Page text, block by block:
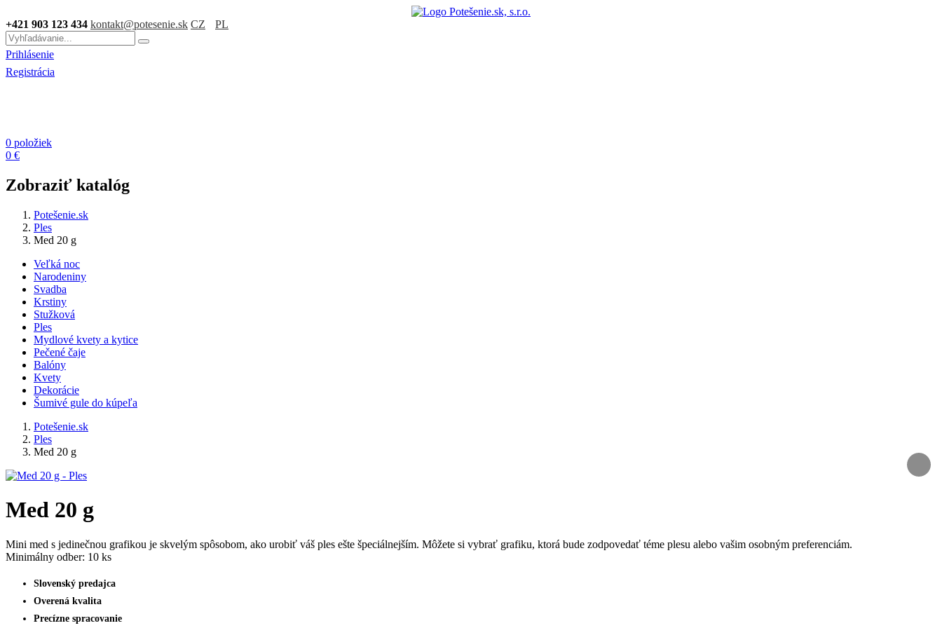
+421 903 123 434 kontakt@potesenie.sk CZ PL
Prihlásenie
Registrácia
0 položiek
0 €
Zobraziť katalóg
Potešenie.sk
Ples
Med 20 g
Veľká noc
Narodeniny
Svadba
Krstiny
Stužková
Ples
Mydlové kvety a kytice
Pečené čaje
Balóny
Kvety
Dekorácie
Šumivé gule do kúpeľa
Potešenie.sk
Ples
Med 20 g
Med 20 g
Mini med s jedinečnou grafikou je skvelým spôsobom, ako urobiť váš ples ešte špeciálnejším. Môžete si vybrať grafiku, ktorá bude zodpovedať téme plesu alebo vašim osobným preferenciám.
Minimálny odber: 10 ks
Slovenský predajca
Overená kvalita
Precízne spracovanie